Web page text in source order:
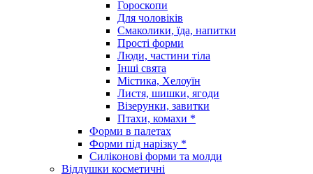
Гороскопи
Для чоловіків
Смаколики, їда, напитки
Прості форми
Люди, частини тіла
Інші свята
Містика, Хелоуїн
Листя, шишки, ягоди
Візерунки, завитки
Птахи, комахи *
Форми в палетах
Форми під нарізку *
Силіконові форми та молди
Віддушки косметичні